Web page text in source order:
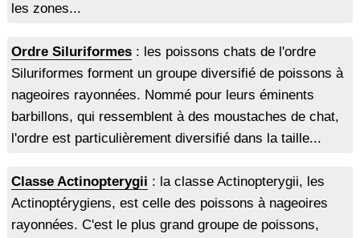
les zones...
Ordre Siluriformes: les poissons chats de l'ordre
Siluriformes forment un groupe diversifié de poissons à
nageoires rayonnées. Nommé pour leurs éminents
barbillons, qui ressemblent à des moustaches de chat,
l'ordre est particulièrement diversifié dans la taille...
Classe Actinopterygii : la classe Actinopterygii, les
Actinoptérygiens, est celle des poissons à nageoires
rayonnées. C'est le plus grand groupe de poissons,